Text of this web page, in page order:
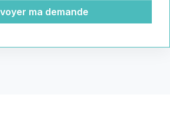
ma demande